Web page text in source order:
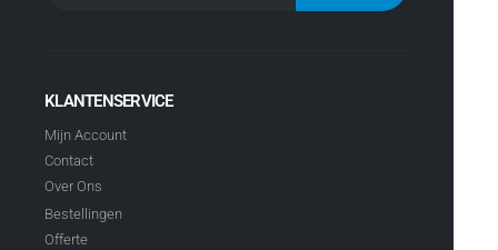
KLANTENSERVICE
Mijn Account
Contact
Over Ons
Bestellingen
Offerte